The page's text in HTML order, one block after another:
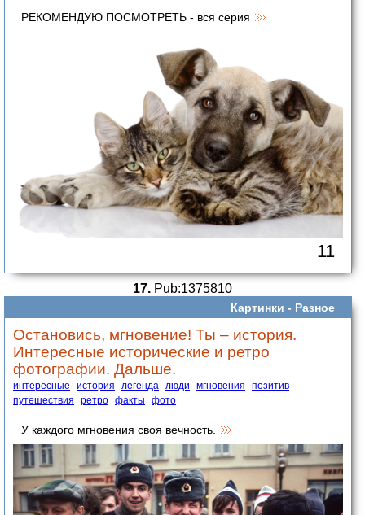
РЕКОМЕНДУЮ ПОСМОТРЕТЬ - вся серия
11
17. Pub:1375810
Картинки - Разное
Остановись, мгновение! Ты – история.
Интересные исторические и ретро
фотографии. Дальше.
интересные история легенда люди мгновения
позитив
путешествия
ретро факты фото
У каждого мгновения своя вечность.